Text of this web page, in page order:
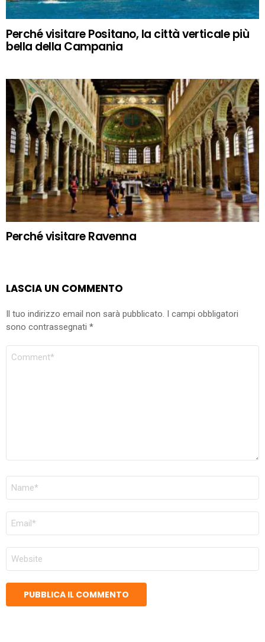
Perché visitare Positano, la città verticale più
bella della Campania
Perché visitare Ravenna
LASCIA UN COMMENTO
Il tuo indirizzo email non sarà pubblicato. I campi obbligatori
sono contrassegnati *
COMMENTO
NOME
EMAIL
SITO
WEB